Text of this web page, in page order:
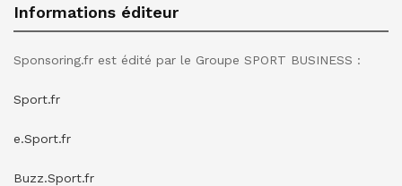
Informations éditeur
Sponsoring.fr est édité par le Groupe SPORT BUSINESS :
Sport.fr
e.Sport.fr
Buzz.Sport.fr